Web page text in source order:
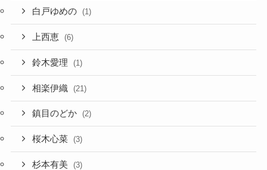
白戸ゆめの (1)
上西恵 (6)
鈴木愛理 (1)
相楽伊織 (21)
鎮目のどか (2)
桜木心菜 (3)
杉本有美 (3)